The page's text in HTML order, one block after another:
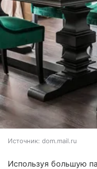
Источник: dom.mail.ru
Используя большую